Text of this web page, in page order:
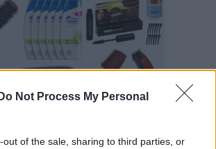
Do Not Process My Personal
out of the sale, sharing to third parties, or